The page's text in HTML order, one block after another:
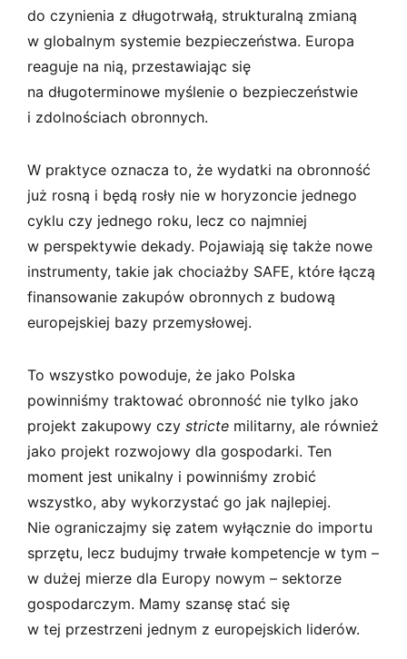
do czynienia z długotrwałą, strukturalną zmianą
w globalnym systemie bezpieczeństwa. Europa
reaguje na nią, przestawiając się
na długoterminowe myślenie o bezpieczeństwie
i zdolnościach obronnych.
W praktyce oznacza to, że wydatki na obronność
już rosną i będą rosły nie w horyzoncie jednego
cyklu czy jednego roku, lecz co najmniej
w perspektywie dekady. Pojawiają się także nowe
instrumenty, takie jak chociażby SAFE, które łączą
finansowanie zakupów obronnych z budową
europejskiej bazy przemysłowej.
To wszystko powoduje, że jako Polska
powinniśmy traktować obronność nie tylko jako
projekt zakupowy czy stricte militarny, ale również
jako projekt rozwojowy dla gospodarki. Ten
moment jest unikalny i powinniśmy zrobić
wszystko, aby wykorzystać go jak najlepiej.
Nie ograniczajmy się zatem wyłącznie do importu
sprzętu, lecz budujmy trwałe kompetencje w tym –
w dużej mierze dla Europy nowym – sektorze
gospodarczym. Mamy szansę stać się
w tej przestrzeni jednym z europejskich liderów.